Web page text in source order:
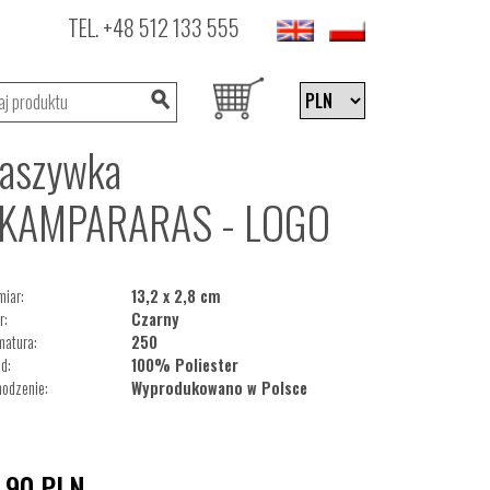
TEL.+48 512 133 555
- LOGO
13,2 x 2,8 cm
Czarny
250
100% Poliester
Wyprodukowano w Polsce